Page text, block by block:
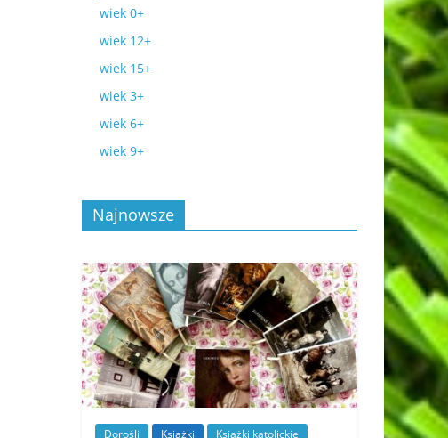
wiek 0+
wiek 12+
wiek 15+
wiek 3+
wiek 6+
wiek 9+
Najnowsze
Dorośli Książki Książki katolickie